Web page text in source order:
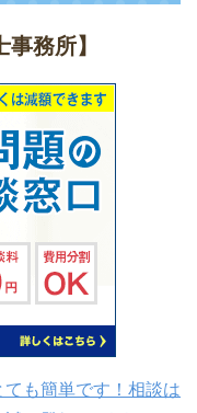
事務所】
も簡単です！相談は